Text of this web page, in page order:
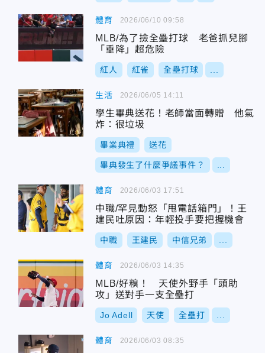
體育
MLB/為了撿全壘打球 老爸抓兒腳
「垂降」超危險
紅人 紅雀 全壘打球
2026/06/10 09:58
生活
學生畢典送花！老師當面轉贈 他氣
炸：很垃圾
畢業典禮 送花
畢典發生了什麼爭議事件？
2026/06/05 14:11
體育
中職/罕見動怒「甩電話箱門」！王
建民吐原因：年輕投手要把握機會
中職 王建民 中信兄弟
2026/06/03 17:51
體育
MLB/好糗！ 天使外野手「頭助
攻」送對手一支全壘打
Jo Adell 天使 全壘打
2026/06/03 14:35
體育 2026/06/03 08:35